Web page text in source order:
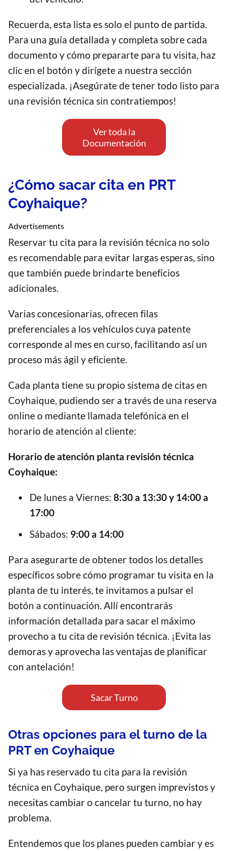
Recuerda, esta lista es solo el punto de partida.
Para una guía detallada y completa sobre cada
documento y cómo prepararte para tu visita, haz
clic en el botón y dirígete a nuestra sección
especializada. ¡Asegúrate de tener todo listo para
una revisión técnica sin contratiempos!
Ver toda la
Documentación
¿Cómo sacar cita en PRT
Coyhaique?
Advertisements
Reservar tu cita para la revisión técnica no solo
es recomendable para evitar largas esperas, sino
que también puede brindarte beneficios
adicionales.
Varias concesionarias, ofrecen filas
preferenciales a los vehículos cuya patente
corresponde al mes en curso, facilitando así un
proceso más ágil y eficiente.
Cada planta tiene su propio sistema de citas en
Coyhaique, pudiendo ser a través de una reserva
online o mediante llamada telefónica en el
horario de atención al cliente:
Horario de atención planta revisión técnica
Coyhaique:
De lunes a Viernes: 8:30 a 13:30 y 14:00 a
17:00
Sábados: 9:00 a 14:00
Para asegurarte de obtener todos los detalles
específicos sobre cómo programar tu visita en la
planta de tu interés, te invitamos a pulsar el
botón a continuación. Allí encontrarás
información detallada para sacar el máximo
provecho a tu cita de revisión técnica. ¡Evita las
demoras y aprovecha las ventajas de planificar
con antelación!
Sacar Turno
Otras opciones para el turno de la
PRT en Coyhaique
Si ya has reservado tu cita para la revisión
técnica en Coyhaique, pero surgen imprevistos y
necesitas cambiar o cancelar tu turno, no hay
problema.
Entendemos que los planes pueden cambiar y es